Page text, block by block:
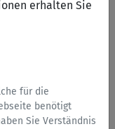
erhalten Sie
für die
benötigt
Sie Verständnis